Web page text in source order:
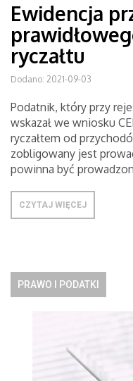
Ewidencja
ryczałtu
Dodano: 2021-09-03
Podatnik, który przy
wskazał we wniosku
ryczałtem od
zobligowany jest
powinna być
CZYTAJ WIĘCEJ
PRAWO I PODATKI